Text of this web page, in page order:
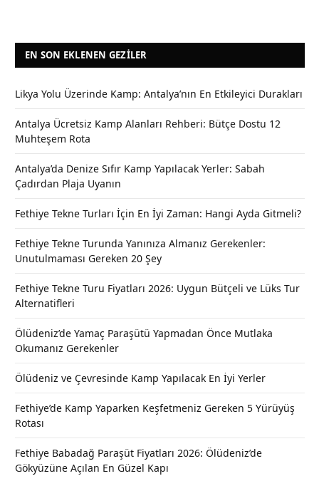
EN SON EKLENEN GEZILER
Likya Yolu Üzerinde Kamp: Antalya’nın En Etkileyici Durakları
Antalya Ücretsiz Kamp Alanları Rehberi: Bütçe Dostu 12
Muhteşem Rota
Antalya’da Denize Sıfır Kamp Yapılacak Yerler: Sabah
Çadırdan Plaja Uyanın
Fethiye Tekne Turları İçin En İyi Zaman: Hangi Ayda Gitmeli?
Fethiye Tekne Turunda Yanınıza Almanız Gerekenler:
Unutulmaması Gereken 20 Şey
Fethiye Tekne Turu Fiyatları 2026: Uygun Bütçeli ve Lüks Tur
Alternatifleri
Ölüdeniz’de Yamaç Paraşütü Yapmadan Önce Mutlaka
Okumanız Gerekenler
Ölüdeniz ve Çevresinde Kamp Yapılacak En İyi Yerler
Fethiye’de Kamp Yaparken Keşfetmeniz Gereken 5 Yürüyüş
Rotası
Fethiye Babadağ Paraşüt Fiyatları 2026: Ölüdeniz’de
Gökyüzüne Açılan En Güzel Kapı